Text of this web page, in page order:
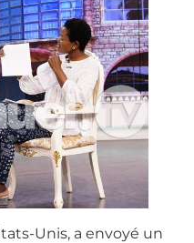
Unis, a envoyé un